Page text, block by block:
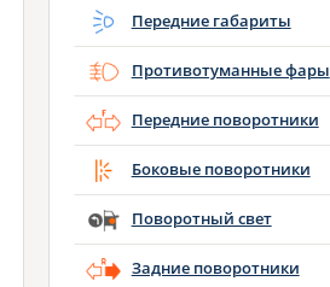
Передние габариты
Противотуманные фары
Передние поворотники
Боковые поворотники
Поворотный свет
Задние поворотники